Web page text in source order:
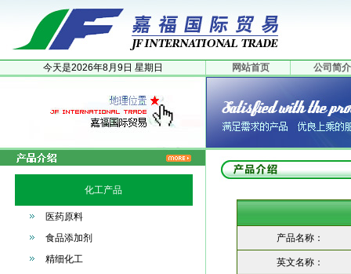
今天是2026年8月 9日 星期日 网站首页 公司简介
化工产品
医药原料
食品添加剂
精细化工
产品名称：
英文名称：